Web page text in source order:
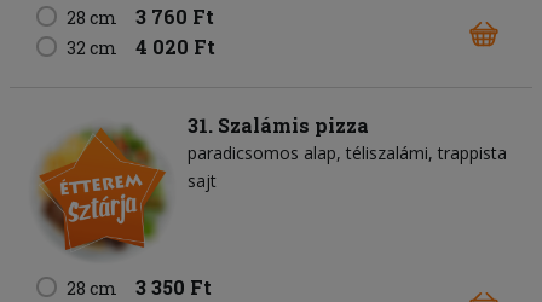
28 cm 3 760 Ft
32 cm 4 020 Ft
31. Szalámis pizza
paradicsomos alap téliszalámi trappista
sajt
28 cm 3 350 Ft